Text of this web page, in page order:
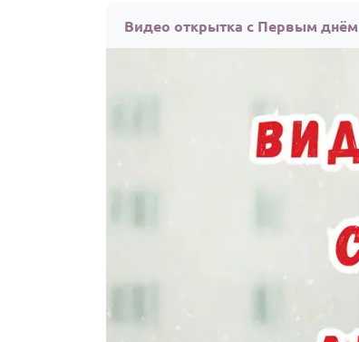
Видео открытка с Первым